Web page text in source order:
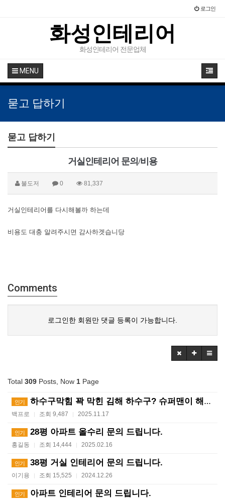
로그인
화성인테리어
화성인테리어 전문업체
MENU
묻고 답하기
묻고 답하기
거실인테리어 문의/비용
불도저 0 81,337
거실인테리어를 다시해볼까 하는데
비용도 대충 알려주시면 감사하겟습니당
Comments
로그인한 회원만 댓글 등록이 가능합니다.
Total 309 Posts, Now 1 Page
인기 하수구막힘 꽉 막힌 김해 하수구? 슈퍼맨이 해결사! ?…
백프로 | 조회 9,487 | 2025.11.17
인기 28평 아파트 올수리 문의 드립니다.
홍길동 | 조회 14,444 | 2025.02.16
인기 38평 거실 인테리어 문의 드립니다.
이기용 | 조회 15,525 | 2024.12.26
인기 아파트 인테리어 문의 드립니다.